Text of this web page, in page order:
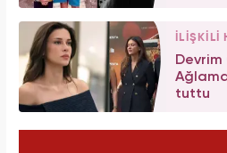
İLİŞKİLİ
Devrim
tuttu